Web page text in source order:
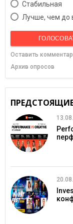
Cтабильная
Лучше, чем до
Оставить
Архив опросов